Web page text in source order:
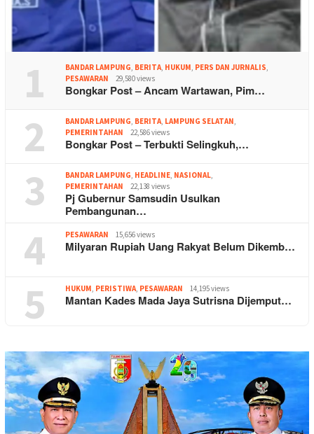
1 BANDAR LAMPUNG, BERITA, HUKUM, PERS DAN JURNALIS,
PESAWARAN
29,580 views
Bongkar Post – Ancam Wartawan, Pim…
2 BANDAR LAMPUNG, BERITA, LAMPUNG SELATAN,
PEMERINTAHAN
22,586 views
Bongkar Post – Terbukti Selingkuh,…
3 BANDAR LAMPUNG, HEADLINE, NASIONAL,
PEMERINTAHAN
22,138 views
Pj Gubernur Samsudin Usulkan
Pembangunan…
4 PESAWARAN 15,656 views
Milyaran Rupiah Uang Rakyat Belum Dikemb…
5 HUKUM, PERISTIWA, PESAWARAN 14,195 views
Mantan Kades Mada Jaya Sutrisna Dijemput…